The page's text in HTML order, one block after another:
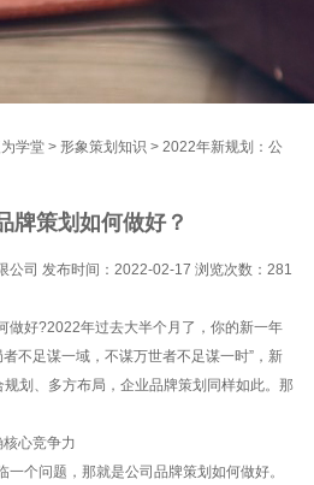
学堂 > 形象策划知识 > 2022年新规划：公
牌策划如何做好？
公司 发布时间：2022-02-17 浏览次数： 281
做好?2022年过去大半个月了，你的新一年
不足谋一域，不谋万世者不足谋一时”，新
划、多方布局，企业品牌策划同样如此。那
心竞争力
个问题，那就是公司品牌策划如何做好。